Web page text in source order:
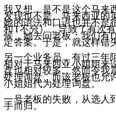
我又想，是不是这个马来
发现也不是。马来西亚的
她的语法和口语也并不是
和T不分），导致了有次
候，她去问老板：我们有
定答案。于是，就这样错
另一个业务员，有过三年
相对于马来西亚小姐姐来
盘也相对较多。然而令我
处理询盘，而该老板也允
小姐姐代为处理询盘。
一号老板的失败，从选人
手而归。